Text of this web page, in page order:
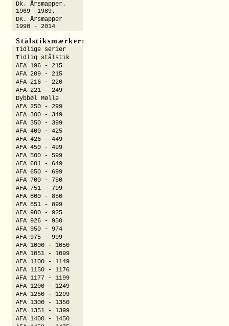
Dk. Årsmapper.
1969 -1989.
DK. Årsmapper
1990 - 2014
Stålstiksmærker:
Tidlige serier
Tidlig stålstik
AFA 196 - 215
AFA 209 - 215
AFA 216 - 220
AFA 221 - 249
Dybbøl Mølle
AFA 250 - 299
AFA 300 - 349
AFA 350 - 399
AFA 400 - 425
AFA 426 - 449
AFA 450 - 499
AFA 500 - 599
AFA 601 - 649
AFA 650 - 699
AFA 700 - 750
AFA 751 - 799
AFA 800 - 850
AFA 851 - 899
AFA 900 - 925
AFA 926 - 950
AFA 950 - 974
AFA 975 - 999
AFA 1000 - 1050
AFA 1051 - 1099
AFA 1100 - 1149
AFA 1150 - 1176
AFA 1177 - 1199
AFA 1200 - 1249
AFA 1250 - 1299
AFA 1300 - 1350
AFA 1351 - 1399
AFA 1400 - 1450